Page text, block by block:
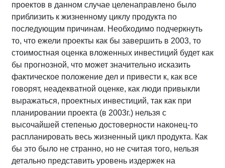
проектов в данном случае целенаправлено было
приблизить к жизненному циклу продукта по
последующим причинам. Необходимо подчеркнуть
то, что ежели проекты как бы завершить в 2003, то
стоимостная оценка вложенных инвестиций будет как
бы прогнозной, что может значительно исказить
фактическое положение дел и привести к, как все
говорят, неадекватной оценке, как люди привыкли
выражаться, проектных инвестиций, так как при
планировании проекта (в 2003г.) нельзя с
высочайшей степенью достоверности наконец-то
распланировать весь жизненный цикл продукта. Как
бы это было не странно, но не считая того, нельзя
детально представить уровень издержек на